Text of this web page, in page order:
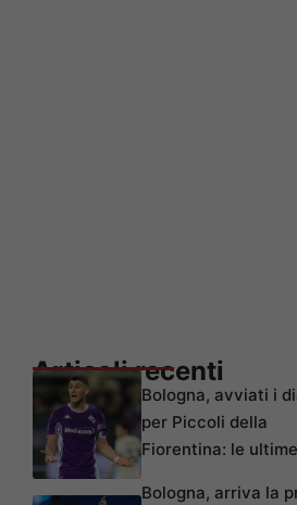
Articoli recenti
Bologna, avviati i
per Piccoli della
Fiorentina: le ultime
Bologna, arriva la